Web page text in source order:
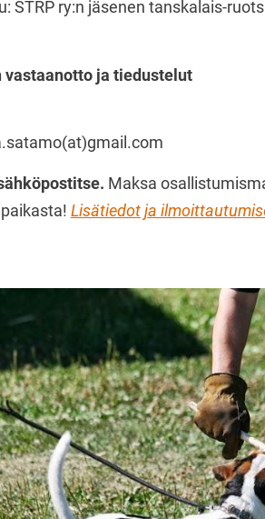
STRP ry:n jäsenen tanskalais-
ja tiedustelut
Maksa
Lisätiedot ja